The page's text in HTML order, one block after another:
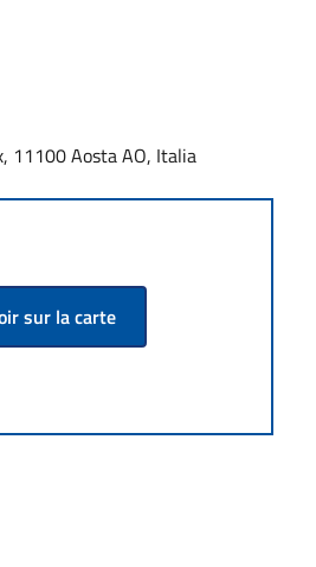
11100 Aosta AO, Italia
sur la carte